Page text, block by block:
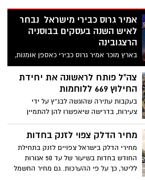
אמיר גרוס כבירי מישראל נבחר
לאיש השנה בעסקים בבוסניה
הרצגובינה
בארץ מוכר אמיר גרוס כבירי כאספן אומנות,
בבוסניה הוא השקיע במפעל כושל -
"אלומיניג' תעשיות והפך אותו למפעל יצוא
משגשג. בנוסף השקיע כבירי בקבוצת כדורגל
העשיר את המדינה בתערוכות אומנות
יוקרתיות. תוך זמן קצר הוא הפך לאחד
צה"ל פותח לראשונה את יחידת
החילוץ 669 ללוחמות
בעקבות עתירה שהוגשה לבג"ץ על ידי
צעירות, בדרישה שיאפשרו להן להתמיין
ולהתגייס ליחידות עילית צה"ל יפתח את
יחידת החילוץ המיוחדת 669 גם לנשים
ימשיכו על פי הדרישות המבצעיות הקיימות
כיום. המלצות לרמטכ"ל: לשלב נשים ביחידת
החילוץ היוקרתית ובחטיבת חי"ר
מחיר הדלק צפוי לזנק בחדות
מחירי הדלק בישראל צפויים לזנק בתחילת
החודש בחדות בשיעור של עד 50 אגורות
לליטר, כך על פי ההערכות. גם מחיר החשמל